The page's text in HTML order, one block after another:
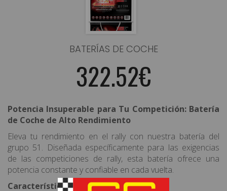
BATERÍAS DE COCHE
322.52€
Potencia Insuperable para Tu Competición: Batería
de Coche de Alto Rendimiento
Eleva tu rendimiento en el rally con nuestra batería del
grupo 51. Diseñada específicamente para las exigencias
de las competiciones de rally, esta batería ofrece una
potencia constante y confiable en cada vuelta.
Características Destacadas: